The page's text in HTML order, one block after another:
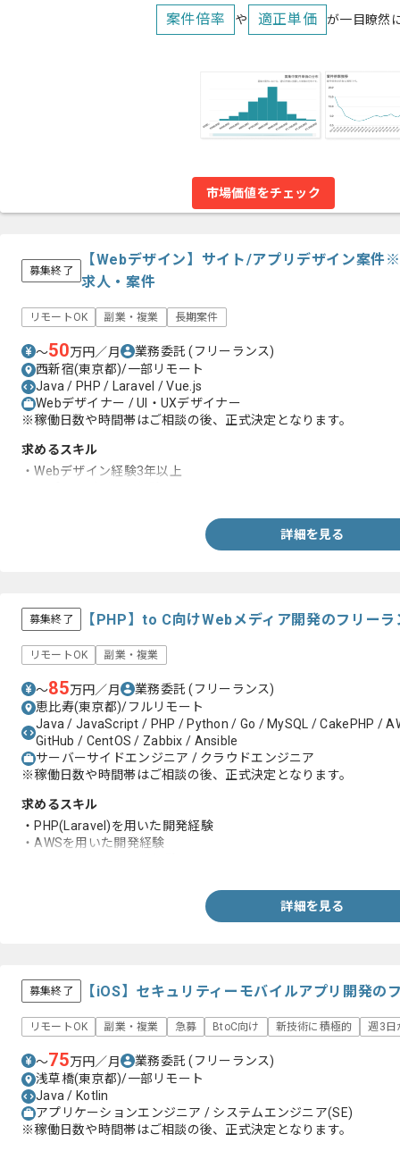
案件倍率 や 適正単価 が一目瞭然
市場価値をチェック
募集終了
【Webデザイン】サイト/アプリデザイン案件
求人・案件
リモートOK 副業・複業 長期案件
〜50万円／月 業務委託(フリーランス)
西新宿(東京都)/一部リモート
Java / PHP / Laravel / Vue.js
Webデザイナー / UI・UXデザイナー
※稼働日数や時間帯はご相談の後、正式決定となります。
求めるスキル
・Webデザイン経験3年以上
詳細を見る
募集終了 【PHP】to C向けWebメディア開発のフリー
リモートOK 副業・複業
〜85万円／月 業務委託(フリーランス)
恵比寿(東京都)/フルリモート
Java / JavaScript / PHP / Python / Go / MySQL / CakePHP /
GitHub / CentOS / Zabbix / Ansible
サーバーサイドエンジニア / クラウドエンジニア
※稼働日数や時間帯はご相談の後、正式決定となります。
求めるスキル
・PHP(Laravel)を用いた開発経験
・AWSを用いた開発経験
詳細を見る
募集終了 【iOS】セキュリティーモバイルアプリ開発の
リモートOK 副業・複業 急募 BtoC向け 新技術に積極的 週3日
〜75万円／月 業務委託(フリーランス)
浅草橋(東京都)/一部リモート
Java / Kotlin
アプリケーションエンジニア / システムエンジニア(SE)
※稼働日数や時間帯はご相談の後、正式決定となります。